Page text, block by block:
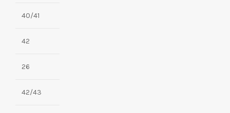
40/41
42
26
42/43